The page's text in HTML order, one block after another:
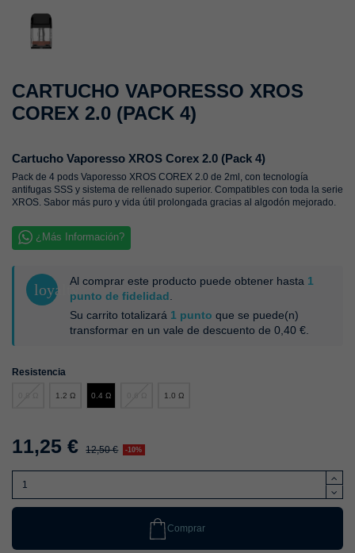
CARTUCHO VAPORESSO XROS
COREX 2.0 (PACK 4)
Cartucho Vaporesso XROS Corex 2.0 (Pack 4)
Pack de 4 pods Vaporesso XROS COREX 2.0 de 2ml, con tecnología
antifugas SSS y sistema de rellenado superior. Compatibles con toda la serie
XROS. Sabor más puro y vida útil prolongada gracias al algodón mejorado.
¿Más Información?
loyaltyAl comprar este producto puede obtener hasta 1
punto de fidelidad
Su carrito totalizará 1 punto que se puede(n)
transformar en un vale de descuento de 0,40 €
Resistencia
1.2 Ω 0.4 Ω 1.0 Ω
11,25 € 12,50 € -10%
Comprar